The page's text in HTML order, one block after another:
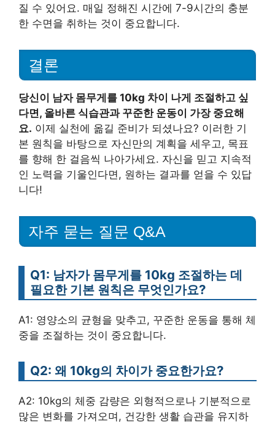
질 수 있어요. 매일 정해진 시간에 7-9시간의 충분
한 수면을 취하는 것이 중요합니다.
결론
당신이 남자 몸무게를 10kg 차이 나게 조절하고 싶
다면, 올바른 식습관과 꾸준한 운동이 가장 중요해
요. 이제 실천에 옮길 준비가 되셨나요? 이러한 기
본 원칙을 바탕으로 자신만의 계획을 세우고, 목표
를 향해 한 걸음씩 나아가세요. 자신을 믿고 지속적
인 노력을 기울인다면, 원하는 결과를 얻을 수 있답
니다!
자주 묻는 질문 Q&A
Q1: 남자가 몸무게를 10kg 조절하는 데
필요한 기본 원칙은 무엇인가요?
A1: 영양소의 균형을 맞추고, 꾸준한 운동을 통해 체
중을 조절하는 것이 중요합니다.
Q2: 왜 10kg의 차이가 중요한가요?
A2: 10kg의 체중 감량은 외형적으로나 기분적으로
많은 변화를 가져오며, 건강한 생활 습관을 유지하